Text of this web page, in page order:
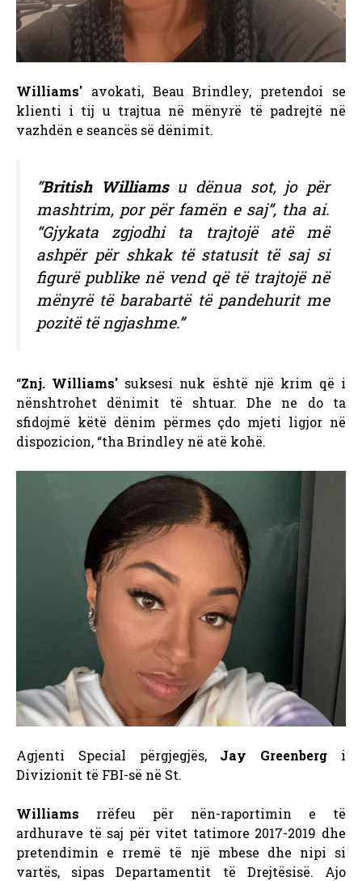
Williams' avokati, Beau Brindley, pretendoi se
klienti i tij u trajtua në mënyrë të padrejtë në
vazhdën e seancës së dënimit.
“British Williams u dënua sot, jo për
mashtrim, por për famën e saj”, tha ai.
“Gjykata zgjodhi ta trajtojë atë më
ashpër për shkak të statusit të saj si
figurë publike në vend që të trajtojë në
mënyrë të barabartë të pandehurit me
pozitë të ngjashme.”
“Znj. Williams' suksesi nuk është një krim që i
nënshtrohet dënimit të shtuar. Dhe ne do ta
sfidojmë këtë dënim përmes çdo mjeti ligjor në
dispozicion, “tha Brindley në atë kohë.
Agjenti Special përgjegjës, Jay Greenberg i
Divizionit të FBI-së në St.
Williams rrëfeu për nën-raportimin e të
ardhurave të saj për vitet tatimore 2017-2019 dhe
pretendimin e rremë të një mbese dhe nipi si
vartës, sipas Departamentit të Drejtësisë. Ajo